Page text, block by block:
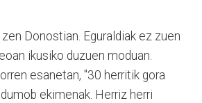
Donostian. Eguraldiak ez zuen
ikusiko duzuen moduan.
esanetan, "30 herritik gora
ekimenak. Herriz herri